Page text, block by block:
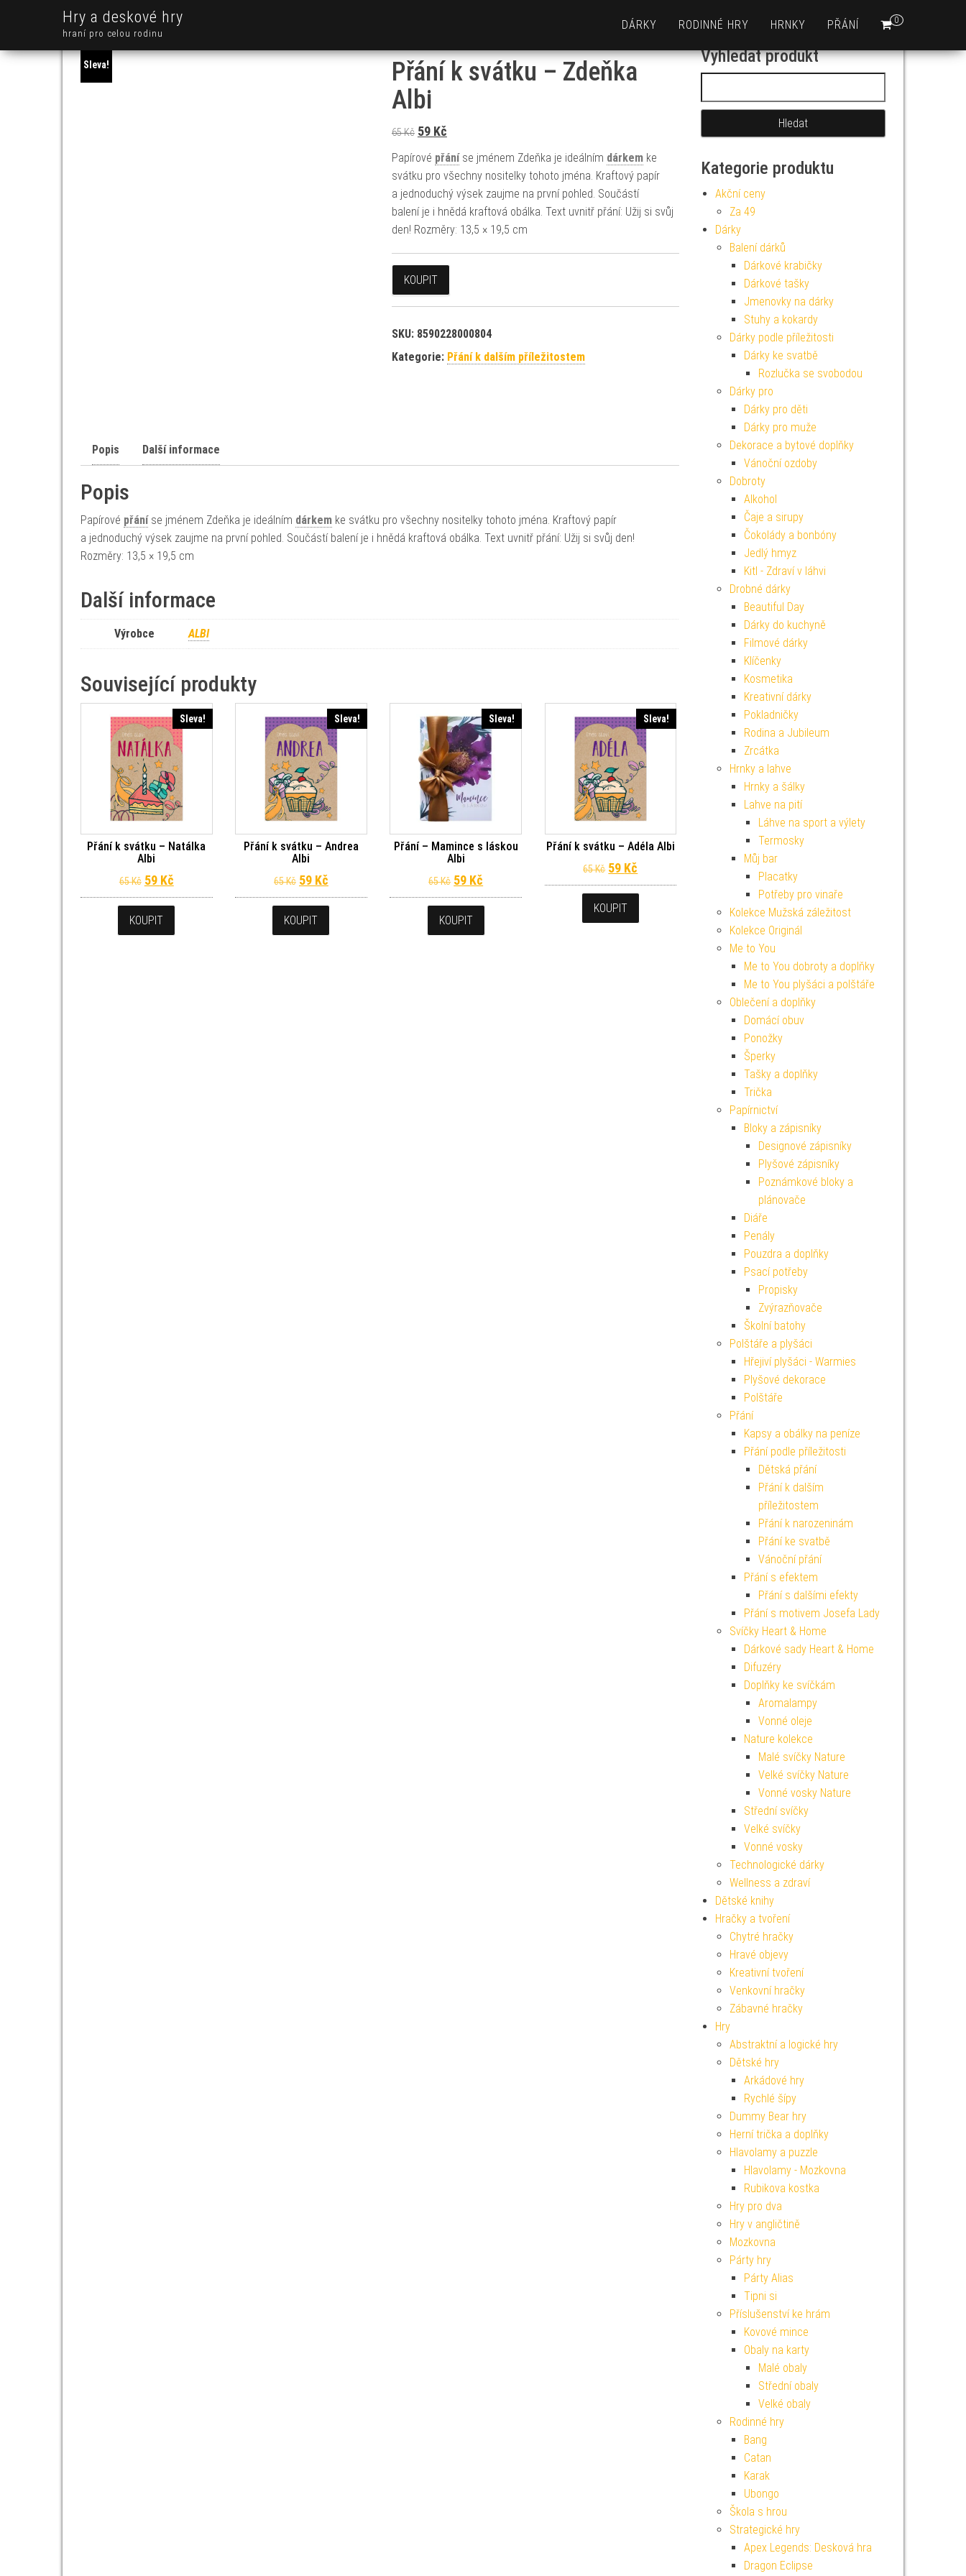
Hry a deskové hry
hraní pro celou rodinu
0
DÁRKY RODINNÉ HRY HRNKY PŘÁNÍ
Sleva!
Přání k svátku – Zdeňka
Albi
65Kč Původní cena byla: 65 Kč.
59 KčAktuální cena je: 59 Kč.
Papírové přáníse jménem Zdeňka je ideálním dárkemke
svátku pro všechny nositelky tohoto jména. Kraftový papír
a jednoduchý výsek zaujme na první pohled. Součástí
balení je i hnědá kraftová obálka. Text uvnitř přání: Užij si svůj
den! Rozměry: 13,5 × 19,5 cm
KOUPIT
SKU: 8590228000804
Kategorie: Přání k dalším příležitostem
Popis Další informace
Popis
Papírové přáníse jménem Zdeňka je ideálním dárkem ke svátku pro všechny nositelky tohoto jména. Kraftový papír
a jednoduchý výsek zaujme na první pohled. Součástí balení je i hnědá kraftová obálka. Text uvnitř přání: Užij si svůj den!
Rozměry: 13,5 × 19,5 cm
Další informace
Výrobce ALBI
Související produkty
Sleva!
Přání k svátku – Natálka
Albi
65Kč Původní cena byla: 65 Kč.
59 KčAktuální cena je: 59 Kč.
KOUPIT
Sleva!
Přání k svátku – Andrea
Albi
65Kč Původní cena byla: 65 Kč.
59 KčAktuální cena je: 59 Kč.
KOUPIT
Sleva!
Přání – Mamince s láskou
Albi
65Kč Původní cena byla: 65 Kč.
59 Kč
KOUPIT
Sleva!
Přání k svátku – Adéla Albi
65Kč Původní cena byla: 65 Kč.
59 Kč Aktuální cena je: 59 Kč.
KOUPIT
Vyhledat produkt
Kategorie produktu
Akční ceny
Za 49
Dárky
Balení dárků
Dárkové krabičky
Dárkové tašky
Jmenovky na dárky
Stuhy a kokardy
Dárky podle příležitosti
Dárky ke svatbě
Rozlučka se svobodou
Dárky pro
Dárky pro děti
Dárky pro muže
Dekorace a bytové doplňky
Vánoční ozdoby
Dobroty
Alkohol
Čaje a sirupy
Čokolády a bonbóny
Jedlý hmyz
Kitl - Zdraví v láhvi
Drobné dárky
Beautiful Day
Dárky do kuchyně
Filmové dárky
Klíčenky
Kosmetika
Kreativní dárky
Pokladničky
Rodina a Jubileum
Zrcátka
Hrnky a lahve
Hrnky a šálky
Lahve na pití
Láhve na sport a výlety
Termosky
Můj bar
Placatky
Potřeby pro vinaře
Kolekce Mužská záležitost
Kolekce Originál
Me to You
Me to You dobroty a doplňky
Me to You plyšáci a polštáře
Oblečení a doplňky
Domácí obuv
Ponožky
Šperky
Tašky a doplňky
Trička
Papírnictví
Bloky a zápisníky
Designové zápisníky
Plyšové zápisníky
Poznámkové bloky a
plánovače
Diáře
Penály
Pouzdra a doplňky
Psací potřeby
Propisky
Zvýrazňovače
Školní batohy
Polštáře a plyšáci
Hřejiví plyšáci - Warmies
Plyšové dekorace
Polštáře
Přání
Kapsy a obálky na peníze
Přání podle příležitosti
Dětská přání
Přání k dalším
příležitostem
Přání k narozeninám
Přání ke svatbě
Vánoční přání
Přání s efektem
Přání s dalšími efekty
Přání s motivem Josefa Lady
Svíčky Heart & Home
Dárkové sady Heart & Home
Difuzéry
Doplňky ke svíčkám
Aromalampy
Vonné oleje
Nature kolekce
Malé svíčky Nature
Velké svíčky Nature
Vonné vosky Nature
Střední svíčky
Velké svíčky
Vonné vosky
Technologické dárky
Wellness a zdraví
Dětské knihy
Hračky a tvoření
Chytré hračky
Hravé objevy
Kreativní tvoření
Venkovní hračky
Zábavné hračky
Hry
Abstraktní a logické hry
Dětské hry
Arkádové hry
Rychlé šípy
Dummy Bear hry
Herní trička a doplňky
Hlavolamy a puzzle
Hlavolamy - Mozkovna
Rubikova kostka
Hry pro dva
Hry v angličtině
Mozkovna
Párty hry
Párty Alias
Tipni si
Příslušenství ke hrám
Kovové mince
Obaly na karty
Malé obaly
Střední obaly
Velké obaly
Rodinné hry
Bang
Catan
Karak
Ubongo
Škola s hrou
Strategické hry
Apex Legends: Desková hra
Dragon Eclipse